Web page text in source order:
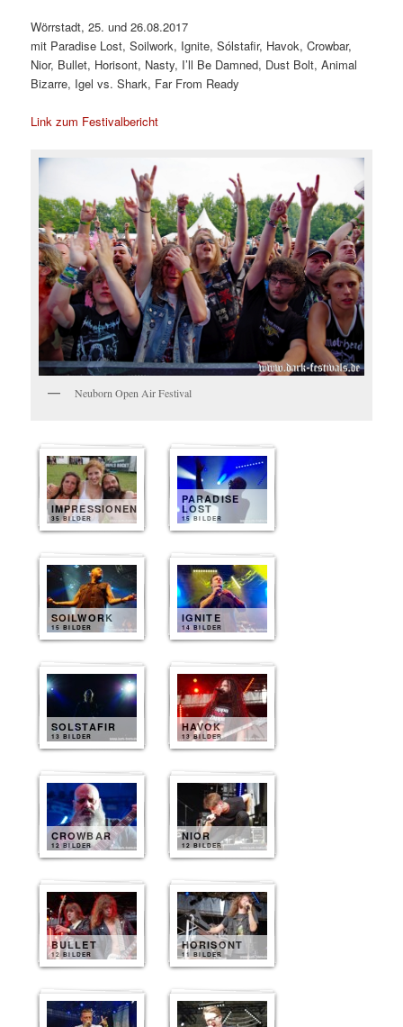
Wörrstadt, 25. und 26.08.2017
mit Paradise Lost, Soilwork, Ignite, Sólstafir, Havok, Crowbar,
Nior, Bullet, Horisont, Nasty, I’ll Be Damned, Dust Bolt, Animal
Bizarre, Igel vs. Shark, Far From Ready
Link zum Festivalbericht
Neuborn Open Air Festival
IMPRESSIONEN
35 BILDER
PARADISE
LOST
15 BILDER
SOILWORK
15 BILDER
IGNITE
14 BILDER
SOLSTAFIR
13 BILDER
HAVOK
13 BILDER
CROWBAR
12 BILDER
NIOR
12 BILDER
BULLET
12 BILDER
HORISONT
11 BILDER